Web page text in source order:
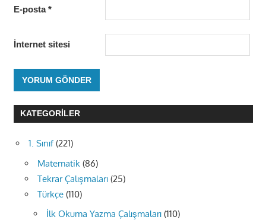
E-posta*
İnternet sitesi
KATEGORILER
1. Sınıf(221)
Matematik (86)
Tekrar Çalışmaları (25)
Türkçe (110)
İlk Okuma Yazma Çalışmaları (110)